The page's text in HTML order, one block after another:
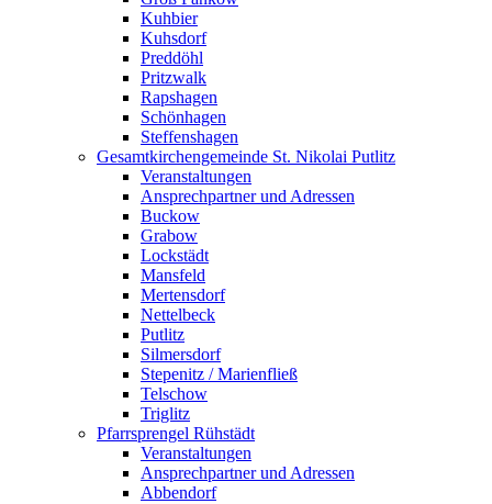
Kuhbier
Kuhsdorf
Preddöhl
Pritzwalk
Rapshagen
Schönhagen
Steffenshagen
Gesamtkirchengemeinde St. Nikolai Putlitz
Veranstaltungen
Ansprechpartner und Adressen
Buckow
Grabow
Lockstädt
Mansfeld
Mertensdorf
Nettelbeck
Putlitz
Silmersdorf
Stepenitz / Marienfließ
Telschow
Triglitz
Pfarrsprengel Rühstädt
Veranstaltungen
Ansprechpartner und Adressen
Abbendorf